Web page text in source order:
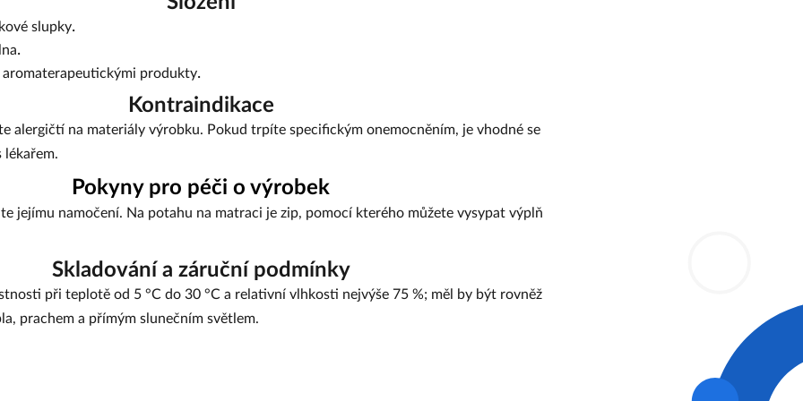
slupky.
.
produkty.
Kontraindikace
alergičtí na materiály výrobku. Pokud trpíte specifickým onemocněním, je vhodné se
Pokyny pro péči o výrobek
jejímu namočení. Na potahu na matraci je zip, pomocí kterého můžete vysypat výplň
Skladování a záruční podmínky
při teplotě od 5 °C do 30 °C a relativní vlhkosti nejvýše 75 %; měl by být rovněž
prachem a přímým slunečním světlem.